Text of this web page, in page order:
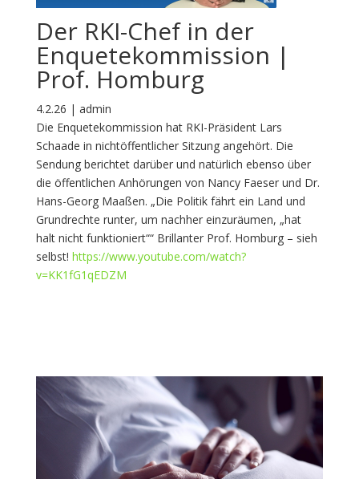
Der RKI-Chef in der
Enquetekommission |
Prof. Homburg
4.2.26 | admin
Die Enquetekommission hat RKI-Präsident Lars
Schaade in nichtöffentlicher Sitzung angehört. Die
Sendung berichtet darüber und natürlich ebenso über
die öffentlichen Anhörungen von Nancy Faeser und Dr.
Hans-Georg Maaßen. „Die Politik fährt ein Land und
Grundrechte runter, um nachher einzuräumen, „hat
halt nicht funktioniert““ Brillanter Prof. Homburg – sieh
selbst! https://www.youtube.com/watch?
v=KK1fG1qEDZM